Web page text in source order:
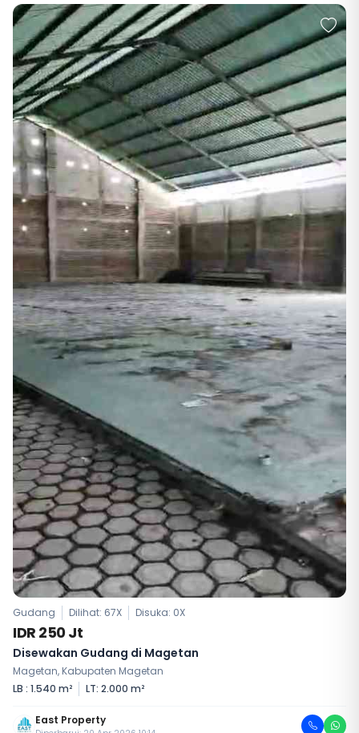
Gudang Dilihat: 67X Disuka: 0X
IDR 250 Jt
Disewakan Gudang di Magetan
Magetan, Kabupaten Magetan
LB : 1.540 m²
LT: 2.000 m²
East Property